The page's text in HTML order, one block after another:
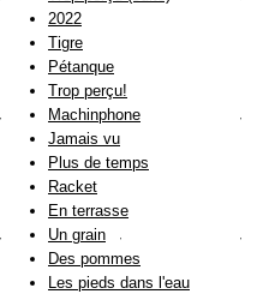
2022
Tigre
Pétanque
Trop perçu!
Machinphone
Jamais vu
Plus de temps
Racket
En terrasse
Un grain
Des pommes
Les pieds dans l'eau